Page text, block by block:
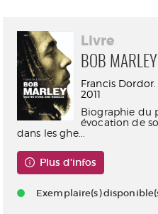
Livre
BOB MARLEY
Francis
2011
Biographie du
évocation de
dans les ghe...
Plus d'infos
Exemplaire(s)